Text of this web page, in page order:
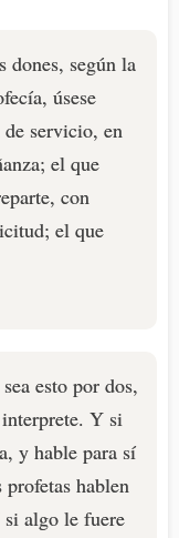
dones, según la
úsese
servicio, en
el que
con
el que
esto por dos,
Y si
y hable para sí
hablen
algo le fuere